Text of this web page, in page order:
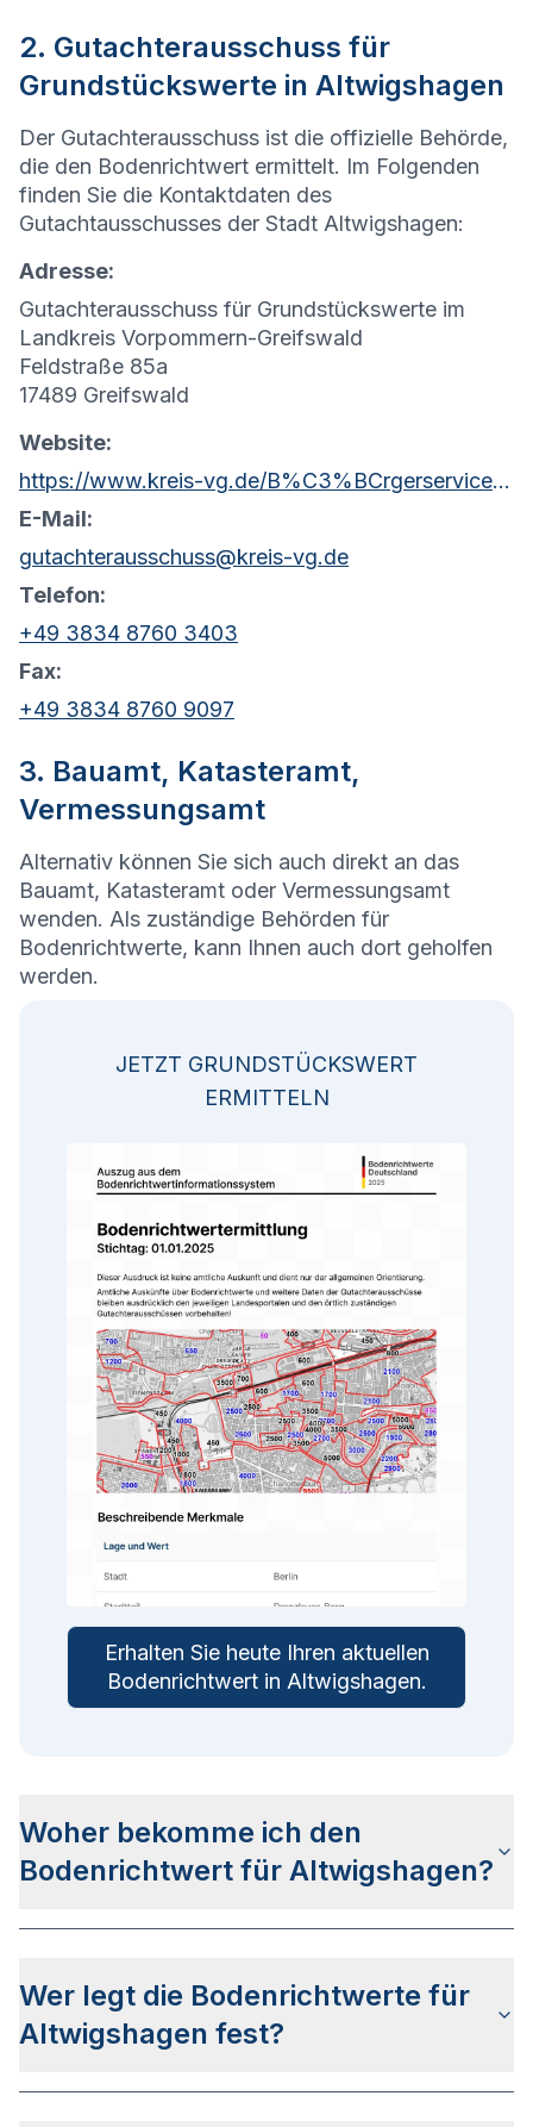
2. Gutachterausschuss für
Grundstückswerte in Altwigshagen
Der Gutachterausschuss ist die offizielle Behörde,
die den Bodenrichtwert ermittelt. Im Folgenden
finden Sie die Kontaktdaten des
Gutachtausschusses der Stadt Altwigshagen:
Adresse:
Gutachterausschuss für Grundstückswerte im
Landkreis Vorpommern-Greifswald
Feldstraße 85a
17489 Greifswald
Website:
https://www.kreis-vg.de/B%C3%BCrgerservice/Kataster-und-Vermessung/Gutachterausschuss/
E-Mail:
gutachterausschuss@kreis-vg.de
Telefon:
+49 3834 8760 3403
Fax:
+49 3834 8760 9097
3. Bauamt, Katasteramt,
Vermessungsamt
Alternativ können Sie sich auch direkt an das
Bauamt, Katasteramt oder Vermessungsamt
wenden. Als zuständige Behörden für
Bodenrichtwerte, kann Ihnen auch dort geholfen
werden.
JETZT GRUNDSTÜCKSWERT
ERMITTELN
Erhalten Sie heute Ihren aktuellen
Bodenrichtwert in Altwigshagen.
Woher bekomme ich den
Bodenrichtwert für Altwigshagen?
Stadtteilseiten. Alternativ können Sie bei BORIS
MV nach Ihrer Adresse suchen bzw. beim
Gutachterausschuss für Grundstückswerte im
Landkreis Vorpommern-Greifswald anfragen.
Wer legt die Bodenrichtwerte für
Altwigshagen fest?